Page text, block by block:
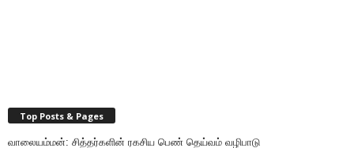
Top Posts & Pages
வாலையம்மன்: சித்தர்களின் ரகசிய பெண் தெய்வம் வழிபாடு